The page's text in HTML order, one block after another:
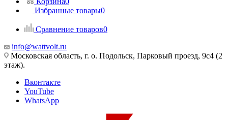
Избранные товары0
Сравнение товаров0
info@wattvolt.ru
Московская область, г. о. Подольск, Парковый проезд, 9с4 (2
этаж).
Вконтакте
YouTube
WhatsApp